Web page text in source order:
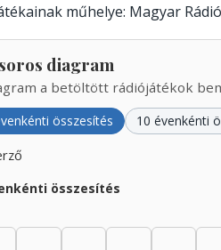
műhelye: Magyar
diagram
a betöltött rádiójátékok
összesítés 10 évenkénti
összesítés